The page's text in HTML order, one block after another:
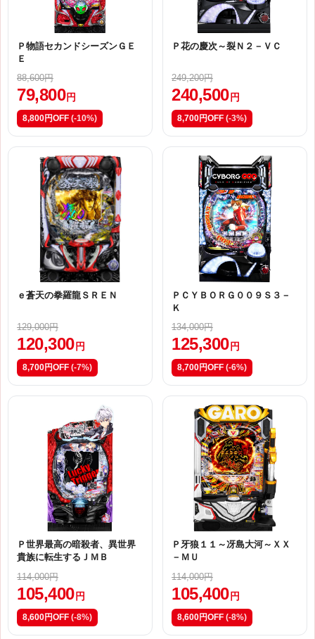
Ｐ物語セカンドシーズンＧＥ
Ｅ
88,600円
79,800 円
8,800円OFF (-10%)
Ｐ花の慶次～裂Ｎ２－ＶＣ
249,200円
240,500 円
8,700円OFF (-3%)
ｅ蒼天の拳羅龍ＳＲＥＮ
129,000円
120,300 円
8,700円OFF (-7%)
ＰＣＹＢＯＲＧ００９Ｓ３－
Ｋ
134,000円
125,300 円
8,700円OFF (-6%)
Ｐ世界最高の暗殺者、異世界
貴族に転生するＪＭＢ
114,000円
105,400 円
8,600円OFF (-8%)
Ｐ牙狼１１～冴島大河～ＸＸ
－ＭＵ
114,000円
105,400 円
8,600円OFF (-8%)